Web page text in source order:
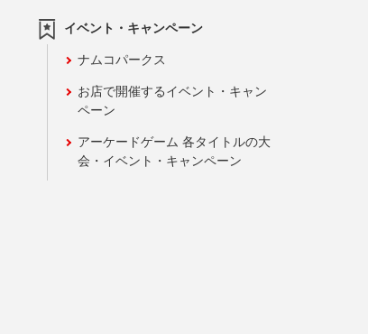
イベント・キャンペーン
ナムコパークス
お店で開催するイベント・キャン
ペーン
アーケードゲーム 各タイトルの大
会・イベント・キャンペーン